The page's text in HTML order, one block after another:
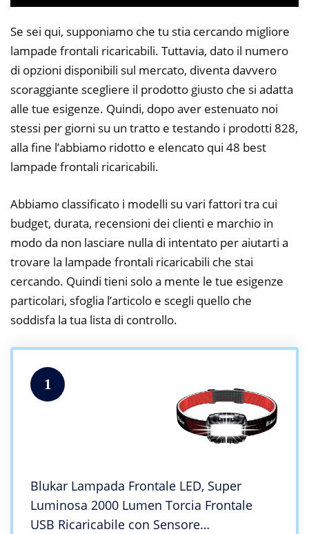
Se sei qui, supponiamo che tu stia cercando migliore
lampade frontali ricaricabili. Tuttavia, dato il numero
di opzioni disponibili sul mercato, diventa davvero
scoraggiante scegliere il prodotto giusto che si adatta
alle tue esigenze. Quindi, dopo aver estenuato noi
stessi per giorni su un tratto e testando i prodotti 828,
alla fine l’abbiamo ridotto e elencato qui 48 best
lampade frontali ricaricabili.
Abbiamo classificato i modelli su vari fattori tra cui
budget, durata, recensioni dei clienti e marchio in
modo da non lasciare nulla di intentato per aiutarti a
trovare la lampade frontali ricaricabili che stai
cercando. Quindi tieni solo a mente le tue esigenze
particolari, sfoglia l’articolo e scegli quello che
soddisfa la tua lista di controllo.
1
Blukar Lampada Frontale LED, Super
Luminosa 2000 Lumen Torcia Frontale
USB Ricaricabile con Sensore